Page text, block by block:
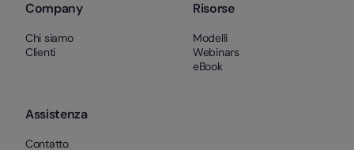
Company
Chi siamo
Clienti
Risorse
Modelli
Webinars
eBook
Assistenza
Contatto